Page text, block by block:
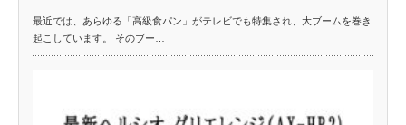
最近では、あらゆる「高級食パン」がテレビでも特集され、大ブームを巻き
起こしています。 そのブー…